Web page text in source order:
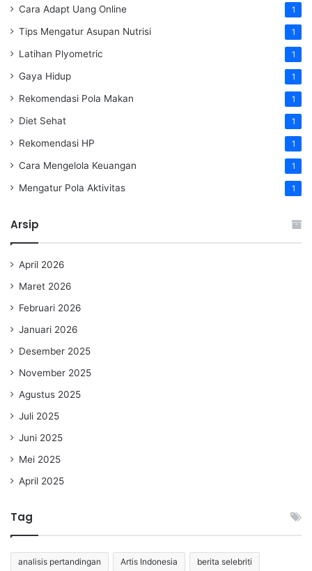
Cara Adapt Uang Online 1
Tips Mengatur Asupan Nutrisi 1
Latihan Plyometric 1
Gaya Hidup 1
Rekomendasi Pola Makan 1
Diet Sehat 1
Rekomendasi HP 1
Cara Mengelola Keuangan 1
Mengatur Pola Aktivitas 1
Arsip
April 2026
Maret 2026
Februari 2026
Januari 2026
Desember 2025
November 2025
Agustus 2025
Juli 2025
Juni 2025
Mei 2025
April 2025
Tag
analisis pertandingan Artis Indonesia berita selebriti